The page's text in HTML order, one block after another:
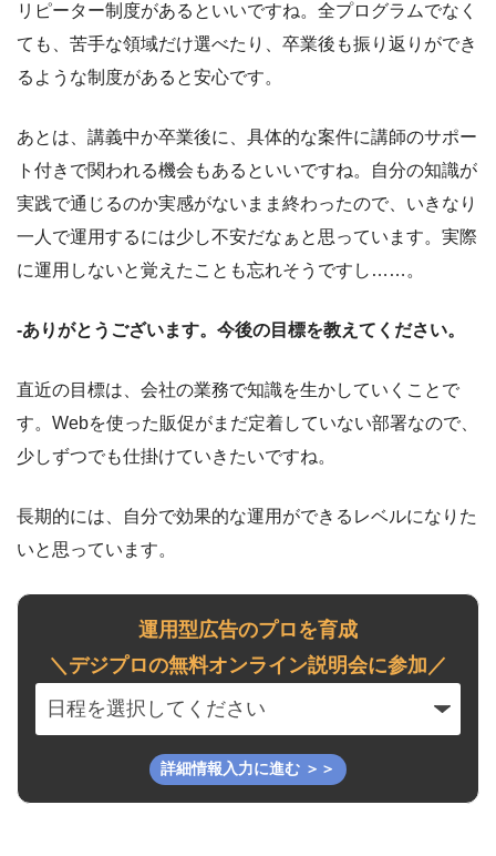
リピーター制度があるといいですね。全プログラムでなく
ても、苦手な領域だけ選べたり、卒業後も振り返りができ
るような制度があると安心です。
あとは、講義中か卒業後に、具体的な案件に講師のサポー
ト付きで関われる機会もあるといいですね。自分の知識が
実践で通じるのか実感がないまま終わったので、いきなり
一人で運用するには少し不安だなぁと思っています。実際
に運用しないと覚えたことも忘れそうですし……。
-ありがとうございます。今後の目標を教えてください。
直近の目標は、会社の業務で知識を生かしていくことで
す。Webを使った販促がまだ定着していない部署なので、
少しずつでも仕掛けていきたいですね。
長期的には、自分で効果的な運用ができるレベルになりた
いと思っています。
運用型広告のプロを育成
＼デジプロの無料オンライン説明会に参加／